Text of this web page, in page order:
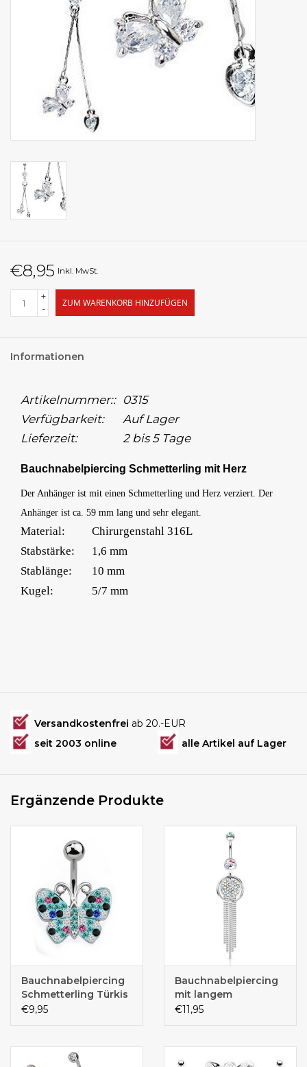
€8,95 Inkl. MwSt.
+
-
ZUM WARENKORB HINZUFÜGEN
Informationen
Artikelnummer:: 0315
Verfügbarkeit:
Auf Lager
Lieferzeit:
2 bis 5 Tage
Bauchnabelpiercing Schmetterling mit Herz
Der Anhänger ist mit einen Schmetterling und Herz verziert. Der
Anhänger ist ca. 59 mm lang und sehr elegant.
Material:
Chirurgenstahl 316L
Stabstärke:
1,6 mm
Stablänge:
10 mm
Kugel:
5/7 mm
Versandkostenfrei ab 20.-EUR
seit 2003 online
alle Artikel auf Lager
Ergänzende Produkte
Bauchnabelpiercing
Schmetterling Türkis
€9,95
Bauchnabelpiercing
mit langem
Buntkristall-
1,6 x 10 mm
€11,95